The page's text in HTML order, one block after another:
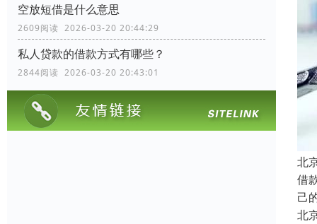
空放短借是什么意思
2609阅读 2026-03-20 20:44:29
私人贷款的借款方式有哪些？
2844阅读 2026-03-20 20:43:01
北
借
己
北